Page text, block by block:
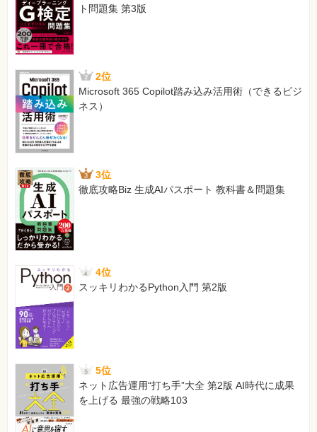
ト問題集 第3版
2位
Microsoft 365 Copilot踏み込み活用術（できるビジ
ネス）
3位
徹底攻略Biz 生成AIパスポート 教科書＆問題集
4位
スッキリわかるPython入門 第2版
5位
ネット広告運用“打ち手”大全 第2版 AI時代に成果
を上げる 最強の戦略103